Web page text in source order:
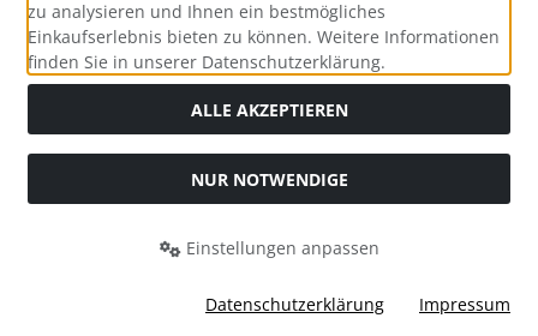
Social Media
Alle Preise inkl. gesetzl. MwSt. zzgl.Versandkosten. Die
durchgestrichenen Preise entsprechen dem bisherigen Preis
bei Shop des Gasthaus Eiserner Löwe.
Shop des Gasthaus Eiserner Löwe © 2026 | Template © 2026
by Karl
ified eCommerce Shopsoftware © 2009-2026
zu analysieren und Ihnen ein bestmögliches
Einkaufserlebnis bieten zu können. Weitere Informationen
finden Sie in unserer Datenschutzerklärung.
ALLE AKZEPTIEREN
NUR NOTWENDIGE
Einstellungen anpassen
Datenschutzerklärung Impressum